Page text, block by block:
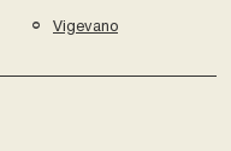
Vigevano